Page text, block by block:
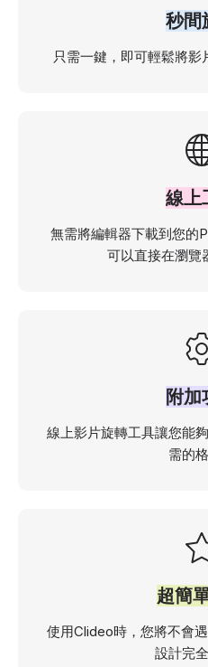
秒間
只需一鍵，即可輕鬆將影
線上
無需將編輯器下載到您的
可以直接在瀏覽
附加
線上影片旋轉工具讓您能
需的格
超簡
使用Clideo時，您將不會
設計完全